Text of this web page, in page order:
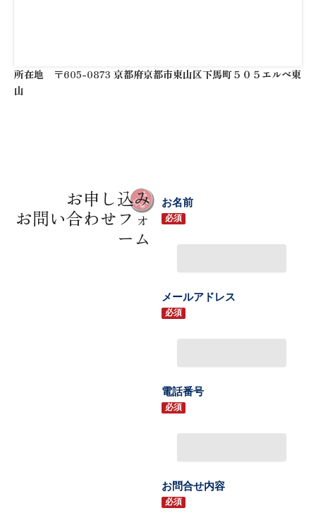
所在地 〒605-0873 京都府京都市東山区下馬町５０５エルベ東
山
お申し込み
お問い合わせフォ
ーム
お名前
必須
メールアドレス
必須
電話番号
必須
お問合せ内容
必須